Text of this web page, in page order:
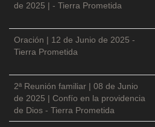
de 2025 | - Tierra Prometida
Oración | 12 de Junio de 2025 -
Tierra Prometida
2ª Reunión familiar | 08 de Junio
de 2025 | Confío en la providencia
de Dios - Tierra Prometida